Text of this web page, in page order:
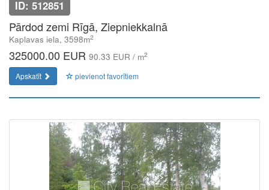
ID: 512851
Pārdod zemi Rīgā, Ziepniekkalnā
Kaplavas iela, 3598m2
325000.00 EUR 90.33 EUR / m2
Apskatīt pievienot favorītiem